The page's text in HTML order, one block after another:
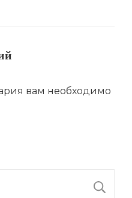
вам необходимо